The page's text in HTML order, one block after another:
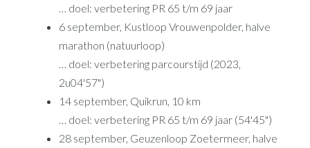
… doel: verbetering PR 65 t/m 69 jaar
6 september, Kustloop Vrouwenpolder, halve
marathon (natuurloop)
… doel: verbetering parcourstijd (2023,
2u04'57")
14 september, Quikrun, 10 km
… doel: verbetering PR 65 t/m 69 jaar (54'45")
28 september, Geuzenloop Zoetermeer, halve